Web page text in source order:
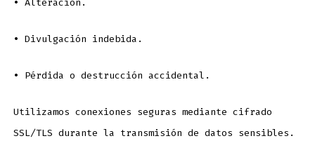
• Divulgación indebida.
• Pérdida o destrucción accidental.
Utilizamos conexiones seguras mediante cifrado
SSL/TLS durante la transmisión de datos sensibles.